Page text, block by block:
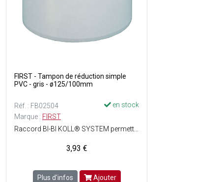
FIRST - Tampon de réduction simple
PVC - gris - ø125/100mm
Réf. : FB02504
en stock
Marque : FIRST
3,93 €
Plus d'infos Ajouter